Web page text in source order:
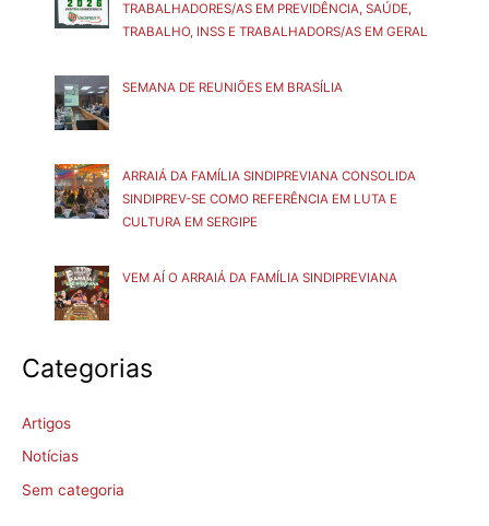
TRABALHADORES/AS EM PREVIDÊNCIA, SAÚDE,
TRABALHO, INSS E TRABALHADORS/AS EM GERAL
SEMANA DE REUNIÕES EM BRASÍLIA
ARRAIÁ DA FAMÍLIA SINDIPREVIANA CONSOLIDA
SINDIPREV-SE COMO REFERÊNCIA EM LUTA E
CULTURA EM SERGIPE
VEM AÍ O ARRAIÁ DA FAMÍLIA SINDIPREVIANA
Categorias
Artigos
Notícias
Sem categoria